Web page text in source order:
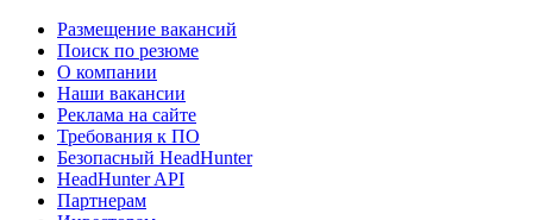
Размещение вакансий
Поиск по резюме
О компании
Наши вакансии
Реклама на сайте
Требования к ПО
Безопасный HeadHunter
HeadHunter API
Партнерам